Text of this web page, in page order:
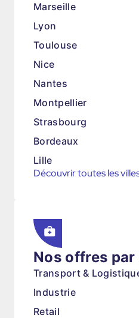
Marseille
Lyon
Toulouse
Nice
Nantes
Montpellier
Strasbourg
Bordeaux
Lille
Découvrir toutes les
Nos offres
Transport &
Industrie
Retail